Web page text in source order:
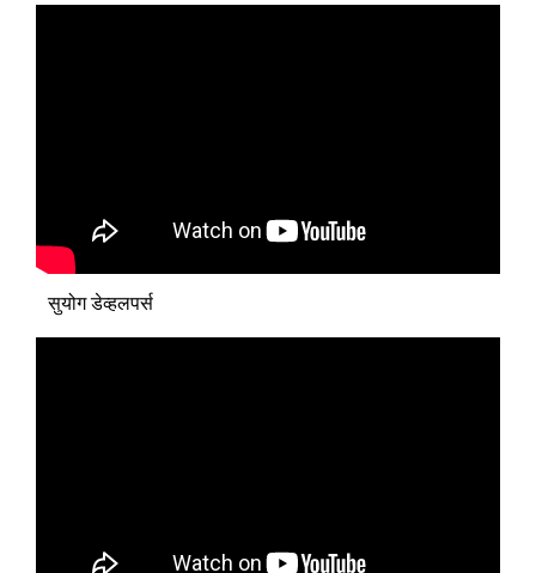
सुयोग डेव्हलपर्स